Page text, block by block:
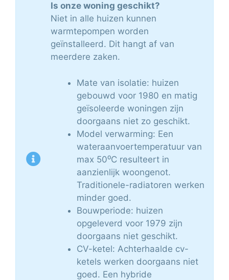
Is onze woning geschikt?
Niet in alle huizen kunnen
warmtepompen worden
geïnstalleerd. Dit hangt af van
meerdere zaken.
Mate van isolatie: huizen
gebouwd voor 1980 en matig
geïsoleerde woningen zijn
doorgaans niet zo geschikt.
Model verwarming: Een
wateraanvoertemperatuur van
max 50⁰C resulteert in
aanzienlijk woongenot.
Traditionele-radiatoren werken
minder goed.
Bouwperiode: huizen
opgeleverd voor 1979 zijn
doorgaans niet geschikt.
CV-ketel: Achterhaalde cv-
ketels werken doorgaans niet
goed. Een hybride